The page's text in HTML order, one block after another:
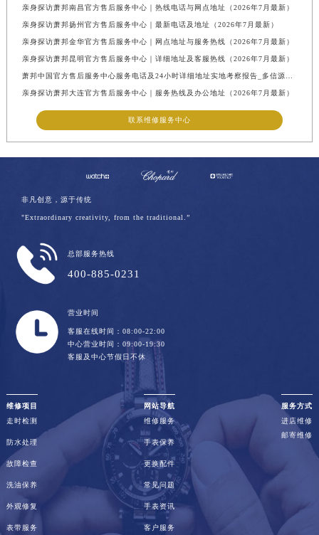
亲身探访萧邦南昌官方售后服务中心｜热线电话与网点地址（2026年7月最新）
亲身探访萧邦扬州官方售后服务中心｜最新电话及地址（2026年7月最新）
亲身探访萧邦金华官方售后服务中心｜网点地址与服务热线（2026年7月最新）
亲身探访萧邦昆明官方售后服务中心｜详细地址及客服热线（2026年7月最新）
亲身探访萧邦大连官方售后服务中心｜服务热线及办公地址（2026年7月最新）
联系维修服务中心
非凡创意，源于传统
"Extraordinary creativity, from the traditional.”
总部服务热线
400-885-0231
营业时间
客服在线时间：08:00-22:00
中心营业时间：09:00-19:30
客服及中心节假日不休
维修项目
走时检测
防水处理
故障检查
洗油保养
外观修复
表带服务
网站导航
维修服务
手表保养
更换配件
常见问题
手表资讯
客户服务
服务方式
进店维修
邮寄维修